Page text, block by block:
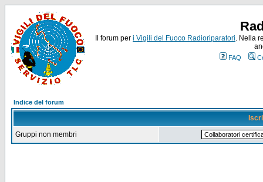
Il forum per i Vigili del Fuoco Radioriparatori. Nella
FAQ
Indice del forum
Gruppi non membri